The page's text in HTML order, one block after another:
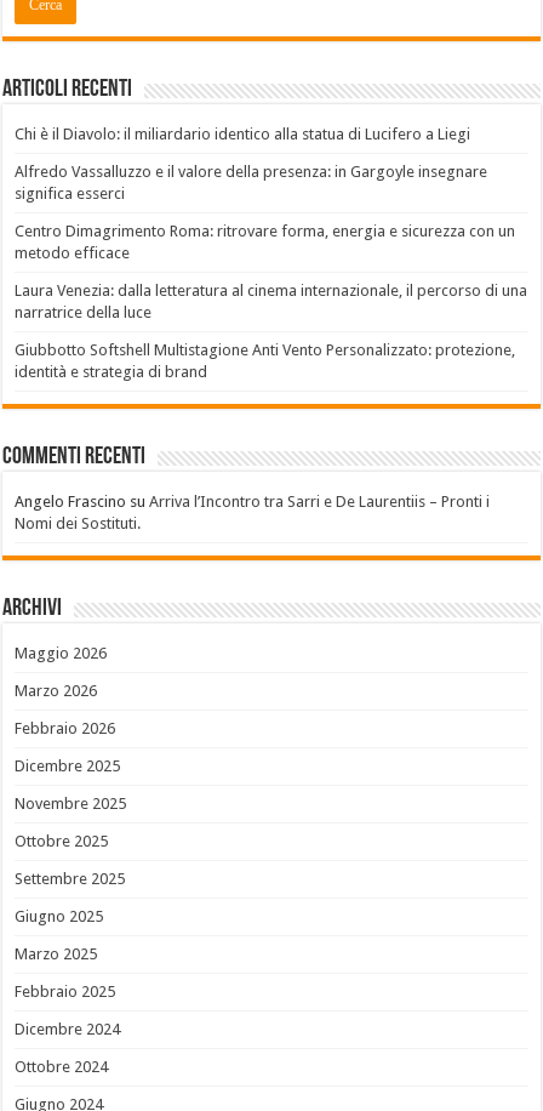
Articoli recenti
Chi è il Diavolo: il miliardario identico alla statua di Lucifero a Liegi
Alfredo Vassalluzzo e il valore della presenza: in Gargoyle insegnare
significa esserci
Centro Dimagrimento Roma: ritrovare forma, energia e sicurezza con un
metodo efficace
Laura Venezia: dalla letteratura al cinema internazionale, il percorso di una
narratrice della luce
Giubbotto Softshell Multistagione Anti Vento Personalizzato: protezione,
identità e strategia di brand
Commenti recenti
Angelo Frascino suArriva l’Incontro tra Sarri e De Laurentiis – Pronti i
Nomi dei Sostituti.
Archivi
Maggio 2026
Marzo 2026
Febbraio 2026
Dicembre 2025
Novembre 2025
Ottobre 2025
Settembre 2025
Giugno 2025
Marzo 2025
Febbraio 2025
Dicembre 2024
Ottobre 2024
Giugno 2024